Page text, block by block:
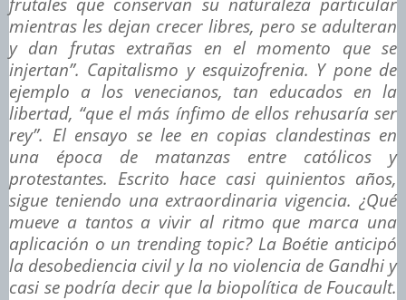
mientras les dejan crecer libres, pero se adulteran
y dan frutas extrañas en el momento que se
injertan”. Capitalismo y esquizofrenia. Y pone de
ejemplo a los venecianos, tan educados en la
libertad, “que el más ínfimo de ellos rehusaría ser
rey”. El ensayo se lee en copias clandestinas en
una época de matanzas entre católicos y
protestantes. Escrito hace casi quinientos años,
sigue teniendo una extraordinaria vigencia. ¿Qué
mueve a tantos a vivir al ritmo que marca una
aplicación o un trending topic? La Boétie anticipó
la desobediencia civil y la no violencia de Gandhi y
casi se podría decir que la biopolítica de Foucault.